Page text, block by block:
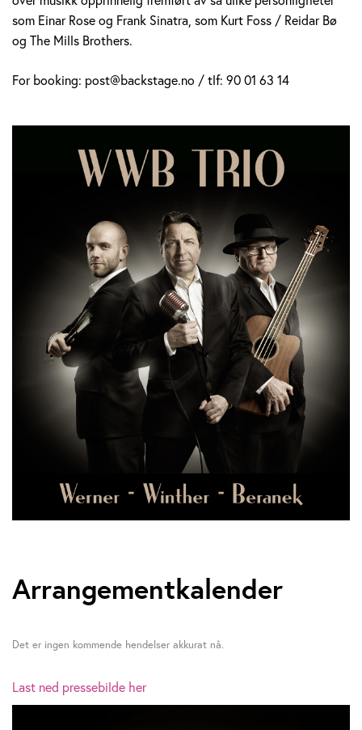
som Einar Rose og Frank Sinatra, som Kurt Foss / Reidar Bø
og The Mills Brothers.
For booking: post@backstage.no / tlf: 90 01 63 14
Arrangementkalender
Det er ingen kommende hendelser akkurat nå.
Last ned pressebilde her